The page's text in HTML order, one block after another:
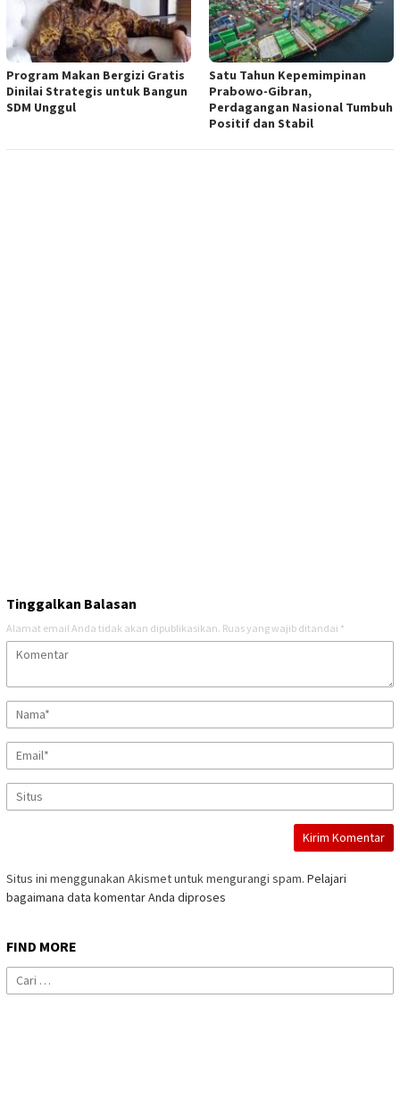
Program Makan Bergizi Gratis
Dinilai Strategis untuk Bangun
SDM Unggul
Satu Tahun Kepemimpinan
Prabowo-Gibran,
Perdagangan Nasional Tumbuh
Positif dan Stabil
Tinggalkan Balasan
Alamat email Anda tidak akan dipublikasikan. Ruas yang wajib ditandai *
Situs ini menggunakan Akismet untuk mengurangi spam. Pelajari
bagaimana data komentar Anda diproses
FIND MORE
Cari
untuk: